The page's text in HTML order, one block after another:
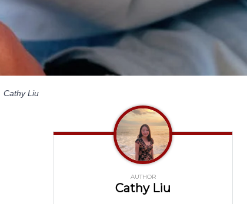
Cathy Liu
AUTHOR
Cathy Liu